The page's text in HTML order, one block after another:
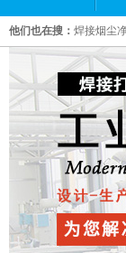
他们也在搜： 焊接烟尘